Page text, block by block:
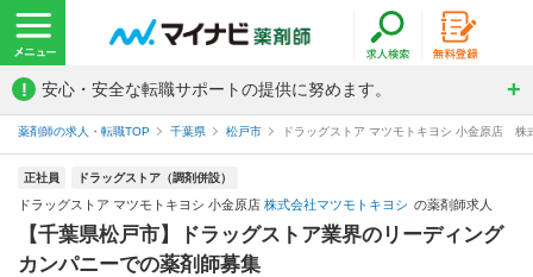
! 安心・安全な転職サポートの提供に努めます。
薬剤師の求人・転職TOP 千葉県 松戸市 ドラッグストア マツモトキヨシ 小金原店 株
正社員 ドラッグストア（調剤併設）
ドラッグストア マツモトキヨシ 小金原店 株式会社マツモトキヨシ の薬剤師求人
【千葉県松戸市】ドラッグストア業界のリーディング
カンパニーでの薬剤師募集